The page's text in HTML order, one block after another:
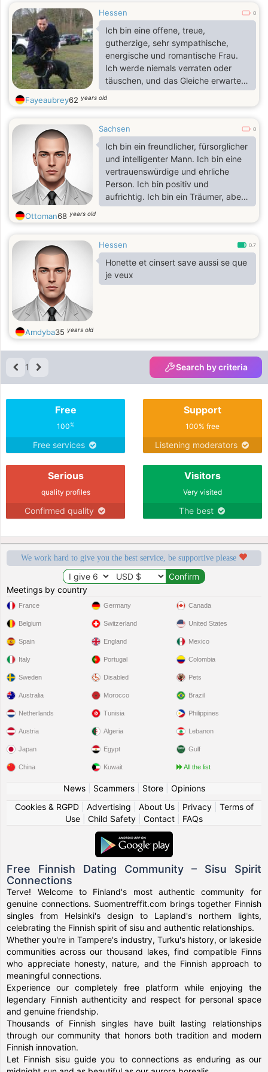
Hessen 0
Ich bin eine offene, treue,
gutherzige, sehr sympathische,
energische und romantische Frau.
Ich werde niemals verraten oder
täuschen, und das Gleiche erwarte
ich auch von meinem Auserwählten.
Ich lebe alleine, ich arbeite in der
glücklich sein
Schwimmen, Lesen, Spaziergänge,
Konzerte, Kochen. Ich habe sehr
starke Familienwerte und das
Einzige, was ich jetzt will, ist, mein
Schicksal zu erfüllen.
Fayeaubrey62 years old
Sachsen 0
Ich bin ein freundlicher, fürsorglicher
und intelligenter Mann. Ich bin eine
vertrauenswürdige und ehrliche
Person. Ich bin positiv und
aufrichtig. Ich bin ein Träumer, aber
auch ein Realist. Ich habe eine
Leidenschaft für das Leben, ich bin
und großzügig. Eine Frau mit einem
großen Herzen – das bin ich)
Ottoman68 years old
Hessen 0.7
Honette et cinsert save aussi se que
je veux
Amdyba35 years old
1 Search by criteria
Free
100%
Free services
Support
100% free
Listening moderators
Serious
quality profiles
Confirmed quality
Visitors
Very visited
The best
We work hard to give you the best service, be supportive please
Meetings by country
France
Belgium
Spain
Italy
Sweden
Germany
Switzerland
England
Portugal
Disabled
Canada
United States
Mexico
Colombia
Pets
Australia
Netherlands
Austria
Japan
China
Morocco
Tunisia
Algeria
Egypt
Kuwait
Brazil
Philippines
Lebanon
Gulf
All the list
News| Scammers| Store| Opinions
Cookies & RGPD| Advertising About Us| Privacy| Terms of
Use
Child Safety Contact FAQs
Free Finnish Dating Community – Sisu Spirit
Connections
Terve! Welcome to Finland's most authentic community for
genuine connections. Suomentreffit.com brings together Finnish
singles from Helsinki's design to Lapland's northern lights,
celebrating the Finnish spirit of sisu and authentic relationships.
Whether you're in Tampere's industry, Turku's history, or lakeside
communities across our thousand lakes, find compatible Finns
who appreciate honesty, nature, and the Finnish approach to
meaningful connections.
Experience our completely free platform while enjoying the
legendary Finnish authenticity and respect for personal space
and genuine friendship.
Thousands of Finnish singles have built lasting relationships
through our community that honors both tradition and modern
Finnish innovation.
Let Finnish sisu guide you to connections as enduring as our